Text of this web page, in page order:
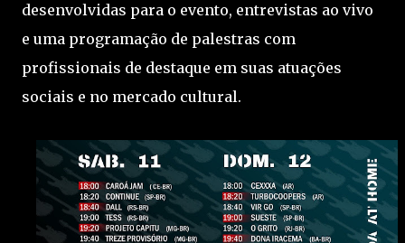
desenvolvidas para o evento, entrevistas ao vivo
e uma programação de palestras com
profissionais de destaque em suas atuações
sociais e no mercado cultural.